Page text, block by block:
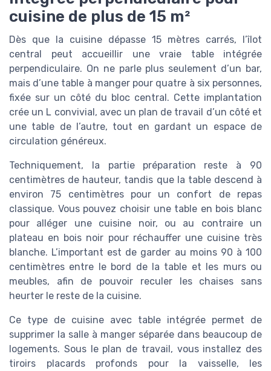
cuisine de plus de 15 m²
Dès que la cuisine dépasse 15 mètres carrés, l’îlot
central peut accueillir une vraie table intégrée
perpendiculaire. On ne parle plus seulement d’un bar,
mais d’une table à manger pour quatre à six personnes,
fixée sur un côté du bloc central. Cette implantation
crée un L convivial, avec un plan de travail d’un côté et
une table de l’autre, tout en gardant un espace de
circulation généreux.
Techniquement, la partie préparation reste à 90
centimètres de hauteur, tandis que la table descend à
environ 75 centimètres pour un confort de repas
classique. Vous pouvez choisir une table en bois blanc
pour alléger une cuisine noir, ou au contraire un
plateau en bois noir pour réchauffer une cuisine très
blanche. L’important est de garder au moins 90 à 100
centimètres entre le bord de la table et les murs ou
meubles, afin de pouvoir reculer les chaises sans
heurter le reste de la cuisine.
Ce type de cuisine avec table intégrée permet de
supprimer la salle à manger séparée dans beaucoup de
logements. Sous le plan de travail, vous installez des
tiroirs placards profonds pour la vaisselle, les